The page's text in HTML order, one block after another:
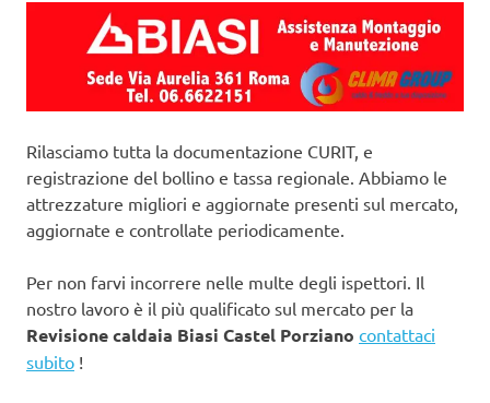
Rilasciamo tutta la documentazione CURIT, e
registrazione del bollino e tassa regionale. Abbiamo le
attrezzature migliori e aggiornate presenti sul mercato,
aggiornate e controllate periodicamente.
Per non farvi incorrere nelle multe degli ispettori. Il
nostro lavoro è il più qualificato sul mercato per la
Revisione caldaia Biasi Castel Porziano contattaci
subito !